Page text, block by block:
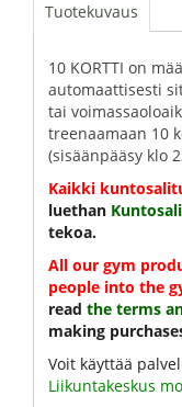
Tuotekuvaus
10 KORTTI on
automaattisesti
tai
treenaamaan 10
(sisäänpääsy klo
Kaikki
luethan
tekoa.
All our gym
people into the
read the terms
making
Voit käyttää
Liikuntakeskus